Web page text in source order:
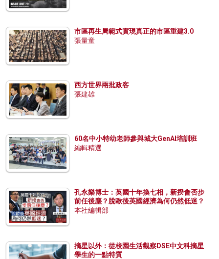
市區再生局範式實現真正的市區重建3.0
張量童
西方世界兩批政客
張建雄
60名中小特幼老師參與城大GenAI培訓班
編輯精選
孔永樂博士：英國十年換七相，新揆會否步
前任後塵？脫歐後英國經濟為何仍然低迷？
本社編輯部
摘星以外：從校園生活觀察DSE中文科摘星
學生的一點特質